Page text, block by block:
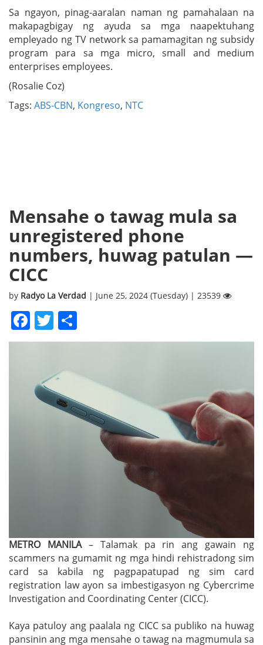
Sa ngayon, pinag-aaralan naman ng pamahalaan na
makapagbigay ng ayuda sa mga naapektuhang
empleyado ng TV network sa pamamagitan ng subsidy
program para sa mga micro, small and medium
enterprises employees.
(Rosalie Coz)
Tags: ABS-CBN, Kongreso, NTC
Mensahe o tawag mula sa
unregistered phone
numbers, huwag patulan —
CICC
by Radyo La Verdad | June 25, 2024 (Tuesday) | 23539
Facebook
Twitter
METRO MANILA– Talamak pa rin ang gawain ng
scammers na gumamit ng mga hindi rehistradong sim
card sa kabila ng pagpapatupad ng sim card
registration law ayon sa imbestigasyon ng Cybercrime
Investigation and Coordinating Center (CICC).
Kaya patuloy ang paalala ng CICC sa publiko na huwag
pansinin ang mga mensahe o tawag na magmumula sa